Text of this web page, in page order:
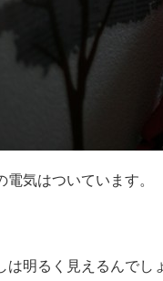
気はついています。
は明るく見えるんでし